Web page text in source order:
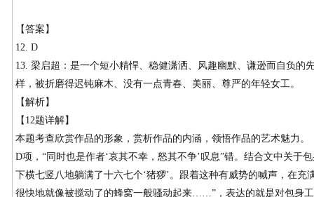
【答案】
12. D
13. 梁启超：是一个短小精悍、稳健潇洒、风趣幽默、谦逊而自负的
样，被折磨得迟钝麻木、没有一点青春、美丽、尊严的年轻女工。
【解析】
【12题详解】
本题考查欣赏作品的形象，赏析作品的内涵，领悟作品的艺术魅力。
D项，“同时也是作者‘哀其不幸，怒其不争’叹息”错。结合文中关于
下横七竖八地躺满了十六七个‘猪猡’。跟着这种有威势的喊声，在
很快地就像被搅动了的蜂窝一般骚动起来……”，表达的就是对包身